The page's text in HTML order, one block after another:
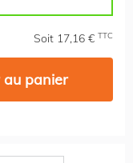
Soit 17,16 € TTC
au panier